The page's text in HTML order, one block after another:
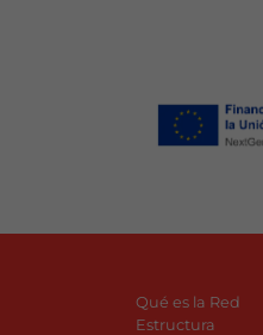
Qué es la Red
Estructura